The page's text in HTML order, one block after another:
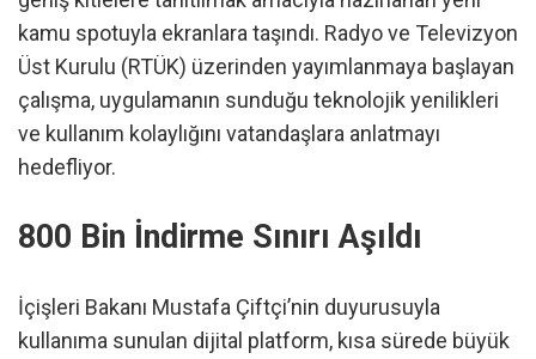
kamu spotuyla ekranlara taşındı. Radyo ve Televizyon
Üst Kurulu (RTÜK) üzerinden yayımlanmaya başlayan
çalışma, uygulamanın sunduğu teknolojik yenilikleri
ve kullanım kolaylığını vatandaşlara anlatmayı
hedefliyor.
800 Bin İndirme Sınırı Aşıldı
İçişleri Bakanı Mustafa Çiftçi’nin duyurusuyla
kullanıma sunulan dijital platform, kısa sürede büyük